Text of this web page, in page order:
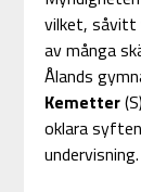
vilket,
av många
Ålands
Kemetter
oklara
undervisning.